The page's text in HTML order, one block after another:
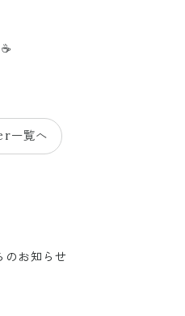
一覧へ
お知らせ